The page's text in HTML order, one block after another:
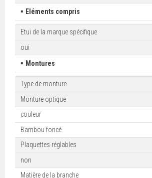
▪ Eléments compris
Etui de la marque spécifique
oui
▪ Montures
Type de monture
Monture optique
couleur
Bambou foncé
Plaquettes réglables
non
Matière de la branche